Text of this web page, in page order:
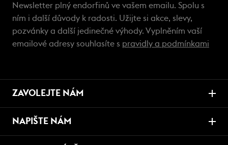
Newsletter plný endorfinů ve vašem emailu. Spolu s
ním i další důvody k radosti. Užijte si akce, slevy,
pozvánky a další jedinečné výhody. Vyplněním vaší
emailové adresy souhlasíte s pravidly a podmínkami
ZAVOLEJTE NÁM
NAPIŠTE NÁM